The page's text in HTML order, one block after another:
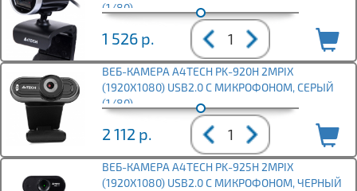
(1/80)
1 526 р.
ВЕБ-КАМЕРА A4TECH PK-920H 2MPIX
(1920X1080) USB2.0 С МИКРОФОНОМ, СЕРЫЙ
(1/80)
2 112 р.
ВЕБ-КАМЕРА A4TECH PK-925H 2MPIX
(1920X1080) USB2.0 С МИКРОФОНОМ, ЧЕРНЫЙ